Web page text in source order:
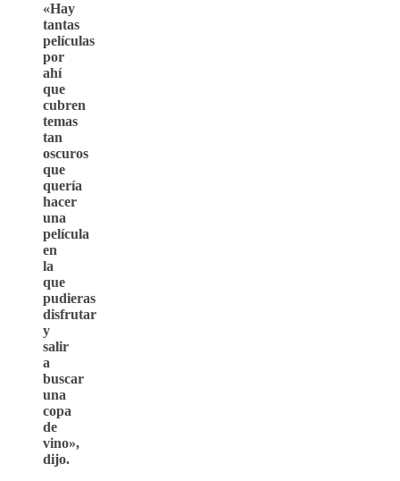
«Hay
tantas
películas
por
ahí
que
cubren
temas
tan
oscuros
que
quería
hacer
una
película
en
la
que
pudieras
disfrutar
y
salir
a
buscar
una
copa
de
vino»,
dijo.